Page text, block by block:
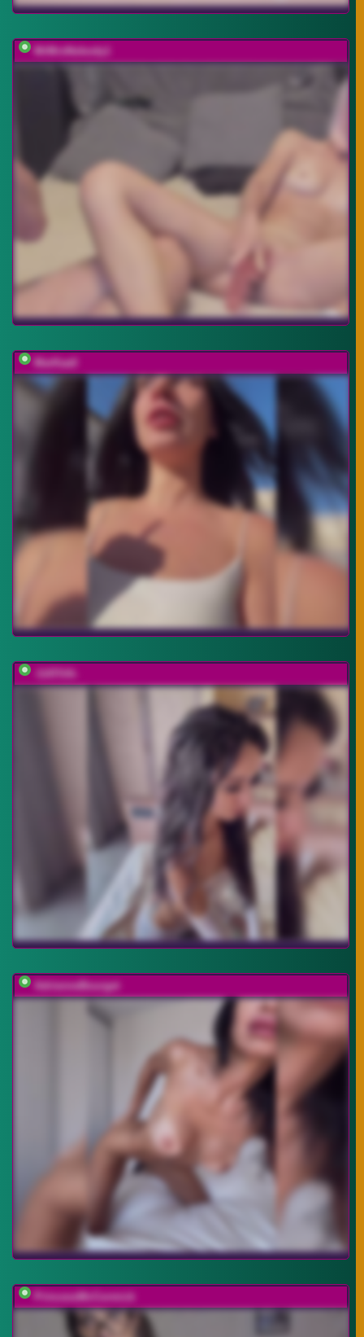
MrMrsNobody1
MarKaa0
AdrienneBourget
PrincessMcCormick